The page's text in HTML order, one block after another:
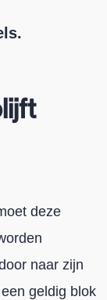
deze
naar zijn
geldig blok